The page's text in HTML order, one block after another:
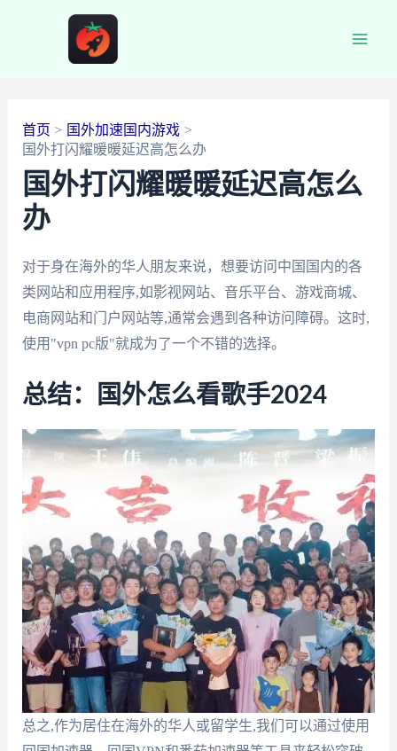
首页
国外加速国内游戏
国外打闪耀暖暖延迟高怎么办
国外打闪耀暖暖延迟高怎么
办
对于身在海外的华人朋友来说，想要访问中国国内的各
类网站和应用程序,如影视网站、音乐平台、游戏商城、
电商网站和门户网站等,通常会遇到各种访问障碍。这时,
使用"vpn pc版"就成为了一个不错的选择。
总结：国外怎么看歌手2024
总之,作为居住在海外的华人或留学生,我们可以通过使用